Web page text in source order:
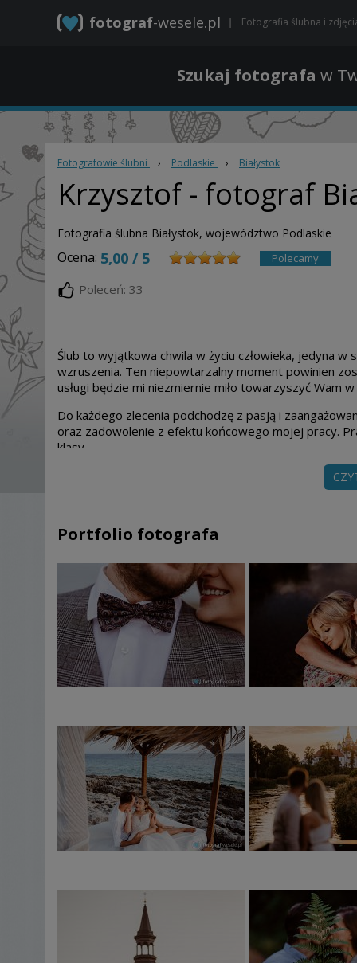
fotograf-wesele.pl Fotografia ślubna i
Szukaj fotografa w
Fotografowie ślubni › Podlaskie › Białystok
Krzysztof- fotograf
Fotografia ślubna Białystok, województwo Podlaskie
Ocena: 5,00 / 5 Polecamy
Poleceń: 33
Ślub to wyjątkowa chwila w życiu człowieka, jedyna w
wzruszenia. Ten niepowtarzalny moment powinien
usługi będzie mi niezmiernie miło towarzyszyć Wam
Do każdego zlecenia podchodzę z pasją i
oraz zadowolenie z efektu końcowego mojej pracy.
klasy.
Gdyby mieli państwo jakiekolwiek pytania - jestem do
Krzysztof
Portfolio fotografa